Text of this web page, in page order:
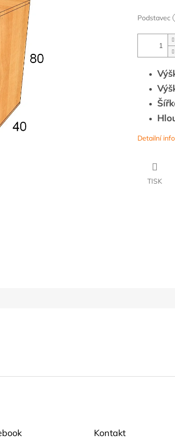
Podstavec
Detailní
TISK
Kontakt